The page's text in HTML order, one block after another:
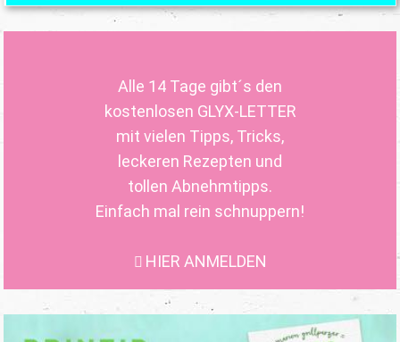
Alle 14 Tage gibt´s den
kostenlosen GLYX-LETTER
mit vielen Tipps, Tricks,
leckeren Rezepten und
tollen Abnehmtipps.
Einfach mal rein schnuppern!
HIER ANMELDEN